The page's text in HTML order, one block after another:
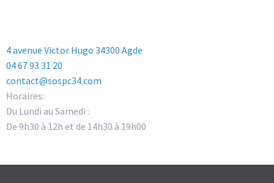
4 avenue Victor Hugo 34300 Agde
04 67 93 31 20
contact@sospc34.com
Horaires:
Du Lundi au Samedi :
De 9h30 à 12h et de 14h30 à 19h00